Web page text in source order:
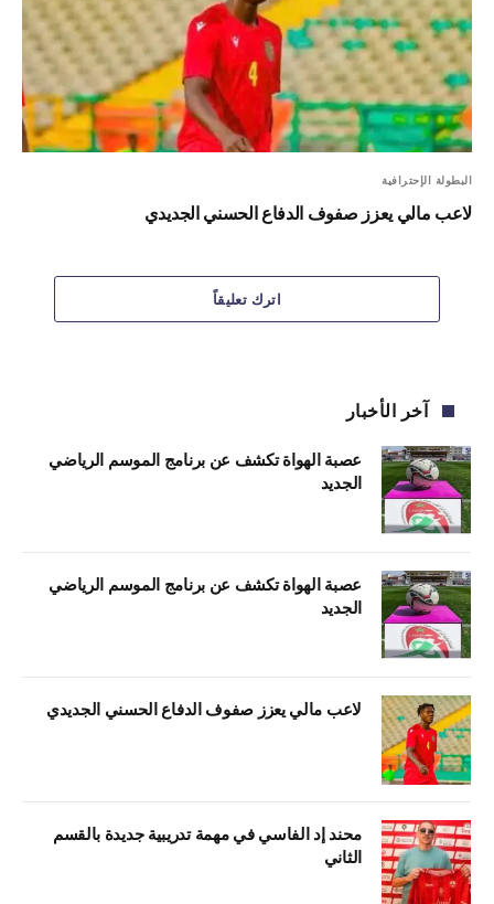
البطولة الإحترافية
لاعب مالي يعزز صفوف الدفاع الحسني الجديدي
اترك تعليقاً
آخر الأخبار
عصبة الهواة تكشف عن برنامج الموسم الرياضي
الجديد
عصبة الهواة تكشف عن برنامج الموسم الرياضي
الجديد
لاعب مالي يعزز صفوف الدفاع الحسني الجديدي
محند إد الفاسي في مهمة تدريبية جديدة بالقسم
الثاني